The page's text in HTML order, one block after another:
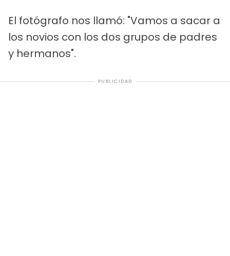
El fotógrafo nos llamó: "Vamos a sacar a
los novios con los dos grupos de padres
y hermanos".
PUBLICIDAD